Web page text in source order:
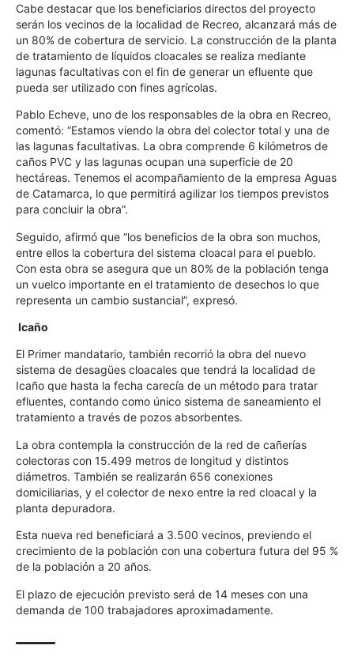
Cabe destacar que los beneficiarios directos del proyecto
serán los vecinos de la localidad de Recreo, alcanzará más de
un 80% de cobertura de servicio. La construcción de la planta
de tratamiento de líquidos cloacales se realiza mediante
lagunas facultativas con el fin de generar un efluente que
pueda ser utilizado con fines agrícolas.
Pablo Echeve, uno de los responsables de la obra en Recreo,
comentó: “Estamos viendo la obra del colector total y una de
las lagunas facultativas. La obra comprende 6 kilómetros de
caños PVC y las lagunas ocupan una superficie de 20
hectáreas. Tenemos el acompañamiento de la empresa Aguas
de Catamarca, lo que permitirá agilizar los tiempos previstos
para concluir la obra”.
Seguido, afirmó que “los beneficios de la obra son muchos,
entre ellos la cobertura del sistema cloacal para el pueblo.
Con esta obra se asegura que un 80% de la población tenga
un vuelco importante en el tratamiento de desechos lo que
representa un cambio sustancial”, expresó.
Icaño
El Primer mandatario, también recorrió la obra del nuevo
sistema de desagües cloacales que tendrá la localidad de
Icaño que hasta la fecha carecía de un método para tratar
efluentes, contando como único sistema de saneamiento el
tratamiento a través de pozos absorbentes.
La obra contempla la construcción de la red de cañerías
colectoras con 15.499 metros de longitud y distintos
diámetros. También se realizarán 656 conexiones
domiciliarias, y el colector de nexo entre la red cloacal y la
planta depuradora.
Esta nueva red beneficiará a 3.500 vecinos, previendo el
crecimiento de la población con una cobertura futura del 95 %
de la población a 20 años.
El plazo de ejecución previsto será de 14 meses con una
demanda de 100 trabajadores aproximadamente.